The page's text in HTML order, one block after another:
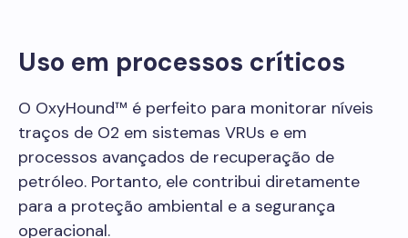
Uso em processos críticos
O OxyHound™ é perfeito para monitorar níveis
traços de O2 em sistemas VRUs e em
processos avançados de recuperação de
petróleo. Portanto, ele contribui diretamente
para a proteção ambiental e a segurança
operacional.